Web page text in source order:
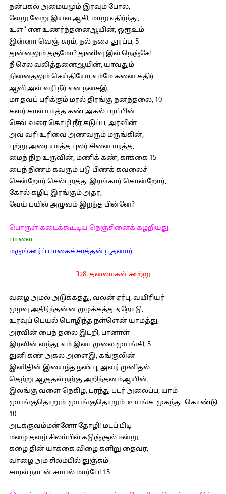
நன்பகல் அமையமும் இரவும் போல,
வேறு வேறு இயல ஆகி, மாறு எதிர்ந்து,
உள'' என உணர்ந்தனைஆயின், ஒரூஉம்
இன்னா வெஞ் சுரம், நல் நசை துரப்ப, 5
துன்னலும் தகுமோ? துணிவு இல் நெஞ்சே!
நீ செல வலித்தனைஆயின், யாவதும்
நினைதலும் செய்தியோ எம்மே கனை கதிர்
ஆவி அவ் வரி நீர் என நசைஇ,
மா தவப் பரிக்கும் மரல் திரங்கு நனந்தலை, 10
களர் கால் யாத்த கண் அகல் பரப்பின்
செவ் வரை கொழி நீர் கடுப்ப, அரவின்
அவ் வரி உரிவை அணவரும் மருங்கின்,
புற்று அரை யாத்த புலர் சினை மரத்த,
மைந் நிற உருவின், மணிக் கண், காக்கை 15
பைந் நிணம் கவரும் படு பிணக் கவலைச்
சென்றோர் செல்புறத்து இரங்கார் கொன்றோர்,
கோல் கழிபு இரங்கும் அதர,
வேய் பயில் அழுவம் இறந்த பின்னே?
பொருள் கடைக்கூட்டிய நெஞ்சினைக் கழறியது.
பாலை
மருங்கூர்ப் பாகைச் சாத்தன் பூதனார்
328. தலைமகள் கூற்று
வழை அமல் அடுக்கத்து, வலன் ஏர்பு, வயிரியர்
முழவு அதிர்ந்தன்ன முழக்கத்து ஏறோடு,
உரவுப் பெயல் பொழிந்த நள்ளென் யாமத்து,
அரவின் பைந் தலை இடறி, பானாள்
இரவின் வந்து, எம் இடைமுலை முயங்கி, 5
துனி கண் அகல அளைஇ, கங்குலின்
இனிதின் இயைந்த நண்பு, அவர் முனிதல்
தெற்று ஆகுதல் நற்கு அறிந்தனம்ஆயின்,
இலங்கு வளை நெகிழ, பரந்து படர் அலைப்ப, யாம்
முயங்குதொறும் முயங்குதொறும் உயங்க முகந்து கொண்டு
10
அடக்குவம்மன்னோ தோழி! மடப் பிடி
மழை தவழ் சிலம்பில் கடுஞ்சூல் ஈன்று,
கழை தின் யாக்கை விழை களிறு தைவர,
வாழை அம் சிலம்பில் துஞ்சும்
சாரல் நாடன் சாயல் மார்பே! 15